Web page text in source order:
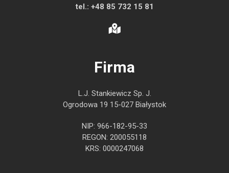
tel.: +48 85 732 15 81
Firma
L.J. Stankiewicz Sp. J.
Ogrodowa 19 15-027 Białystok
NIP: 966-182-95-33
REGON: 200055118
KRS: 0000247068